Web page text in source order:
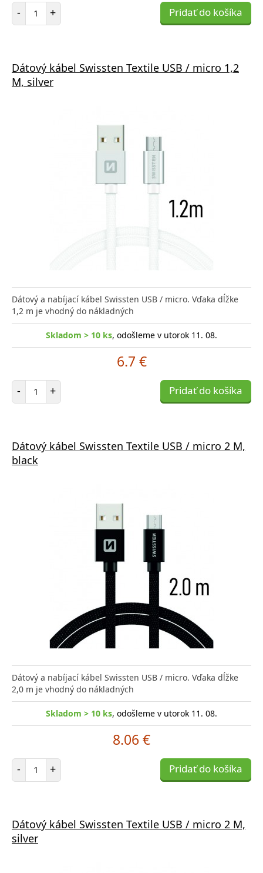
- Počet položiek
+ Pridať do košíka
Dátový kábel Swissten Textile USB / micro 1,2
M, silver
Dátový a nabíjací kábel Swissten USB / micro. Vďaka dĺžke
1,2 m je vhodný do nákladných
Skladom > 10 ks, odošleme v utorok 11. 08.
6.7 €
- Počet položiek
+ Pridať do košíka
Dátový kábel Swissten Textile USB / micro 2 M,
black
Dátový a nabíjací kábel Swissten USB / micro. Vďaka dĺžke
2,0 m je vhodný do nákladných
Skladom > 10 ks, odošleme v utorok 11. 08.
8.06 €
- Počet položiek
+ Pridať do košíka
Dátový kábel Swissten Textile USB / micro 2 M,
silver